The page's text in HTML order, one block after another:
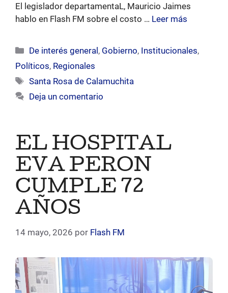
El legislador departamentaL, Mauricio Jaimes
hablo en Flash FM sobre el costo … Leer más
Categorías
De interés general, Gobierno, Institucionales,
Políticos, Regionales
Etiquetas
Santa Rosa de Calamuchita
Deja un comentario
EL HOSPITAL
EVA PERON
CUMPLE 72
AÑOS
14 mayo, 2026 por Flash FM